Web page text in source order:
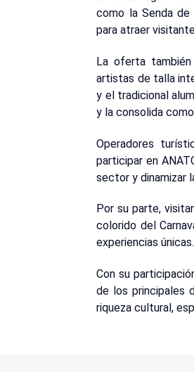
como la Senda
para atraer
La oferta
artistas de talla
y el tradicional
y la consolida
Operadores
participar en
sector y dinamizar
Por su parte,
colorido del
experiencias únicas.
Con su
de los principales
riqueza cultural,